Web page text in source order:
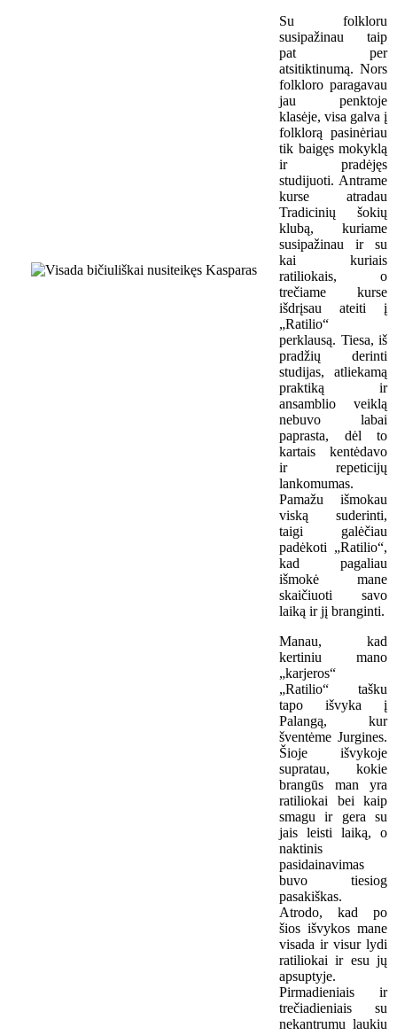
Su folkloru
susipažinau taip
pat per
atsitiktinumą. Nors
folkloro paragavau
jau penktoje
klasėje, visa galva į
folklorą pasinėriau
tik baigęs mokyklą
ir pradėjęs
studijuoti. Antrame
kurse atradau
Tradicinių šokių
klubą, kuriame
susipažinau ir su
kai kuriais
ratiliokais, o
trečiame kurse
išdrįsau ateiti į
„Ratilio“
perklausą. Tiesa, iš
pradžių derinti
studijas, atliekamą
praktiką ir
ansamblio veiklą
nebuvo labai
paprasta, dėl to
kartais kentėdavo
ir repeticijų
lankomumas.
Pamažu išmokau
viską suderinti,
taigi galėčiau
padėkoti „Ratilio“,
kad pagaliau
išmokė mane
skaičiuoti savo
laiką ir jį branginti.
Manau, kad
kertiniu mano
„karjeros“
„Ratilio“ tašku
tapo išvyka į
Palangą, kur
šventėme Jurgines.
Šioje išvykoje
supratau, kokie
brangūs man yra
ratiliokai bei kaip
smagu ir gera su
jais leisti laiką, o
naktinis
pasidainavimas
buvo tiesiog
pasakiškas.
Atrodo, kad po
šios išvykos mane
visada ir visur lydi
ratiliokai ir esu jų
apsuptyje.
Pirmadieniais ir
trečiadieniais su
nekantrumu laukiu